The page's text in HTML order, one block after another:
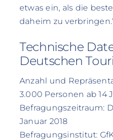
etwas ein, als die
daheim zu
Technische
Deutschen
Anzahl und
3.000 Personen ab 14
Befragungszeitraum:
Januar 2018
Befragungsinstitut: